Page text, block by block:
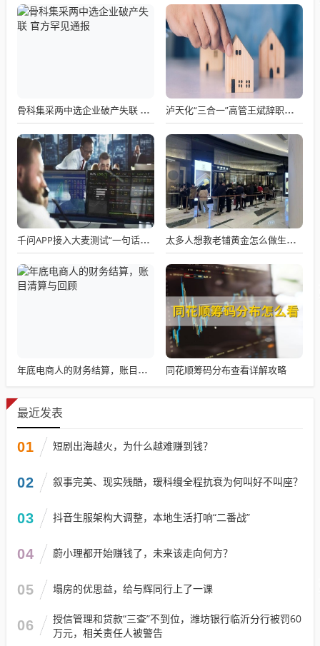
骨科集采两中选企业破产失联 官方罕见通报 泸天化“三合一”高管王斌辞职：高管变动叠加财务、业绩双重压力，公司进入阶段性调整期
千问APP接入大麦测试“一句话买电影票” 太多人想教老铺黄金怎么做生意了
年底电商人的财务结算，账目清算与回顾 同花顺筹码分布查看详解攻略
最近发表
01 短剧出海越火，为什么越难赚到钱？
02 叙事完美、现实残酷，瑷科缦全程抗衰为何叫好不叫座？
03 抖音生服架构大调整，本地生活打响“二番战”
04 蔚小理都开始赚钱了，未来该走向何方？
05 塌房的优思益，给与辉同行上了一课
06
授信管理和贷款“三查”不到位，潍坊银行临沂分行被罚60
万元，相关责任人被警告